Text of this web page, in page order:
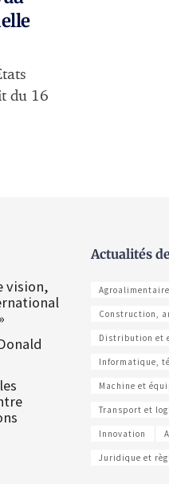
du 16
vision,
Actualités
Agroalimentaire
Construction,
Distribution et
Informatique,
Machine et
Transport et
Innovation
Juridique et